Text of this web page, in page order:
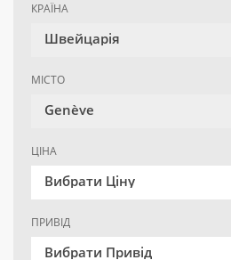
КРАЇНА
Швейцарія
МІСТО
Genève
ЦІНА
Вибрати Ціну
ПРИВІД
Вибрати Привід